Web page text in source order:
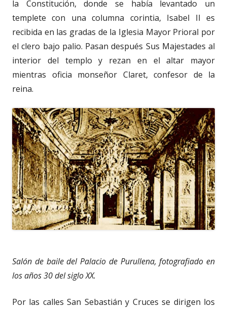
la Constitución, donde se había levantado un
templete con una columna corintia, Isabel II es
recibida en las gradas de la Iglesia Mayor Prioral por
el clero bajo palio. Pasan después Sus Majestades al
interior del templo y rezan en el altar mayor
mientras oficia monseñor Claret, confesor de la
reina.
Salón de baile del Palacio de Purullena, fotografiado en
los años 30 del siglo XX.
Por las calles San Sebastián y Cruces se dirigen los